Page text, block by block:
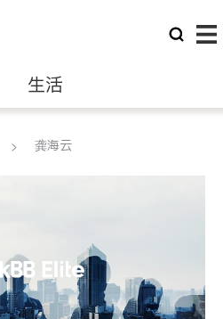
生活
律师
非盈利组织
龚海云